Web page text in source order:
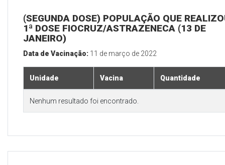
(SEGUNDA DOSE) POPULAÇÃO QUE
1ª DOSE FIOCRUZ/ASTRAZENECA (13 DE
JANEIRO)
Data de Vacinação: 11 de março de 2022
Unidade Vacina Quantidade
Nenhum resultado foi encontrado.